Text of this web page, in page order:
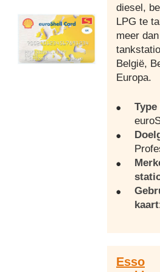
diesel,
LPG te
meer
België,
Europa.
kaart
Esso